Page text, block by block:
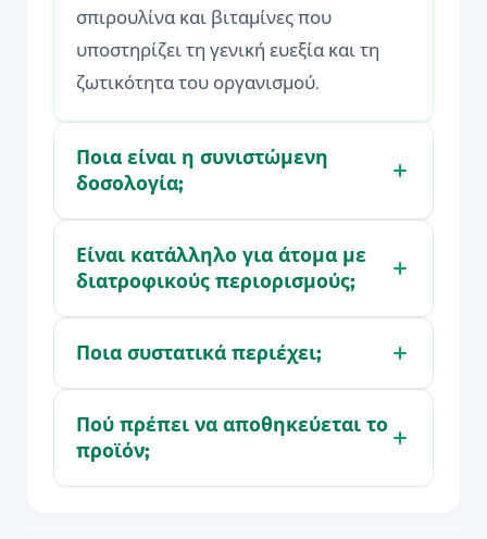
σπιρουλίνα και βιταμίνες που
υποστηρίζει τη γενική ευεξία και τη
ζωτικότητα του οργανισμού.
Ποια είναι η συνιστώμενη
δοσολογία;
Είναι κατάλληλο για άτομα με
διατροφικούς περιορισμούς;
Ποια συστατικά περιέχει;
Πού πρέπει να αποθηκεύεται το
προϊόν;